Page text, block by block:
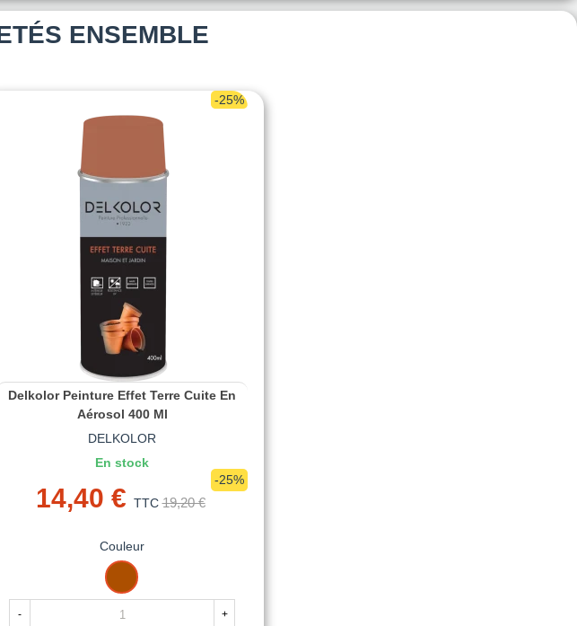
ENSEMBLE
-25%
Delkolor Peinture Effet Terre Cuite En
Aérosol 400 Ml
DELKOLOR
En stock
14,40 € TTC 19,20 €
-25%
Couleur
TERRE
CUITE
- +